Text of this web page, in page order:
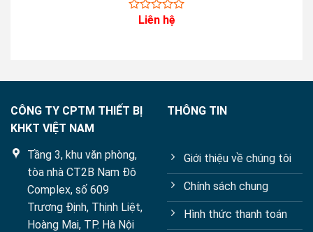
Liên hệ
CÔNG TY CPTM THIẾT BỊ
KHKT VIỆT NAM
Tầng 3, khu văn phòng,
tòa nhà CT2B Nam Đô
Complex, số 609
Trương Định, Thịnh Liệt,
Hoàng Mai, TP. Hà Nội
THÔNG TIN
Giới thiệu về chúng tôi
Chính sách chung
Hình thức thanh toán